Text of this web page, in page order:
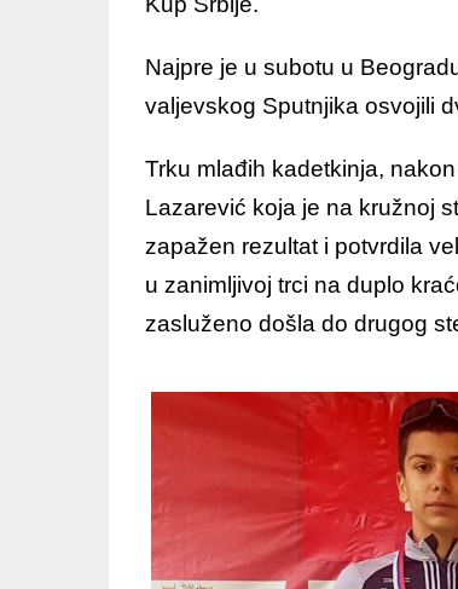
Najpre je u subotu u
valjevskog Sputnjika osvojili
Trku mlađih kadetkinja,
Lazarević koja je na kružnoj
zapažen rezultat i potvrdila
u zanimljivoj trci na duplo
zasluženo došla do drugog